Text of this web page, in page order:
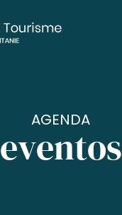
AGENDA
eventos